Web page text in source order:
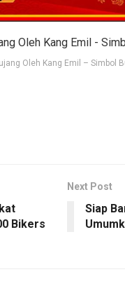
Oleh Kang Emil – Simbol
Bikers
Next Post
Siap